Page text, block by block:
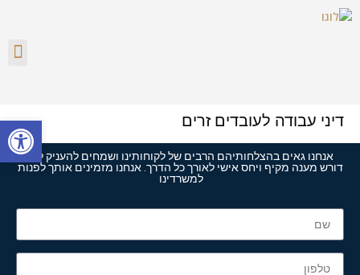
פתח דיני עבודה לעובדים זרים
אנחנו גאים בהצלחותיהם הרבים של לקוחותינו ושמחים להעניק לכל
דורש מענה מקיף ויחס אישי לאורך כל הדרך. אנחנו מזמינים אותך לפנות
למשרדינו ​